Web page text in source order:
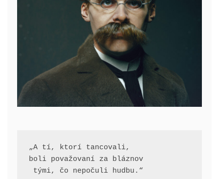
„A tí, ktorí tancovali,
boli považovaní za bláznov
tými, čo nepočuli hudbu.“